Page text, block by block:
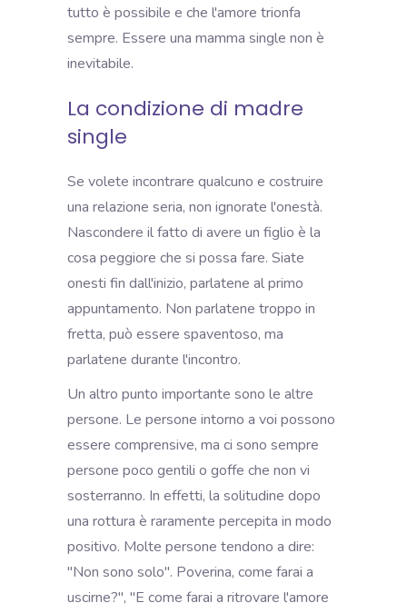
tutto è possibile e che l'amore trionfa
sempre. Essere una mamma single non è
inevitabile.
La condizione di madre
single
Se volete incontrare qualcuno e costruire
una relazione seria, non ignorate l'onestà.
Nascondere il fatto di avere un figlio è la
cosa peggiore che si possa fare. Siate
onesti fin dall'inizio, parlatene al primo
appuntamento. Non parlatene troppo in
fretta, può essere spaventoso, ma
parlatene durante l'incontro.
Un altro punto importante sono le altre
persone. Le persone intorno a voi possono
essere comprensive, ma ci sono sempre
persone poco gentili o goffe che non vi
sosterranno. In effetti, la solitudine dopo
una rottura è raramente percepita in modo
positivo. Molte persone tendono a dire:
"Non sono solo". Poverina, come farai a
uscirne?", "E come farai a ritrovare l'amore